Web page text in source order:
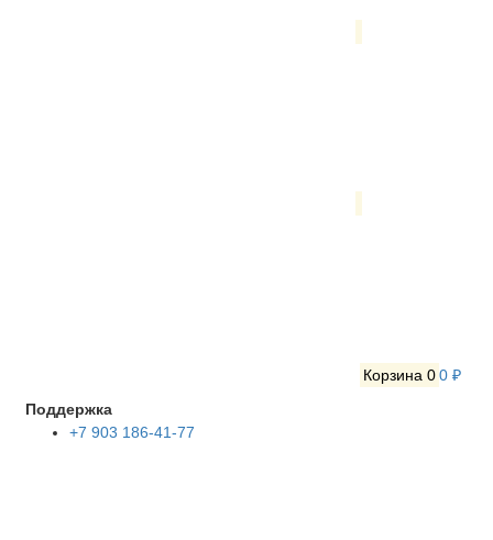
Корзина 00 ₽
Поддержка
+7 903 186-41-77